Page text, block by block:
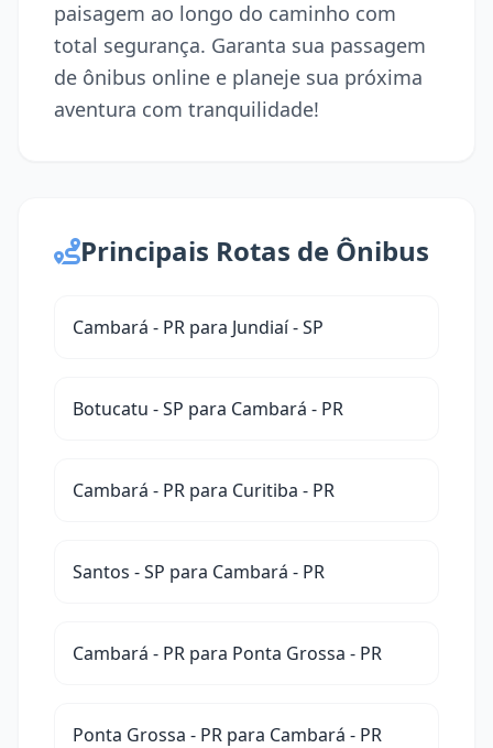
paisagem ao longo do caminho com
total segurança. Garanta sua passagem
de ônibus online e planeje sua próxima
aventura com tranquilidade!
Principais Rotas de Ônibus
Cambará - PR para Jundiaí - SP
Botucatu - SP para Cambará - PR
Cambará - PR para Curitiba - PR
Santos - SP para Cambará - PR
Cambará - PR para Ponta Grossa - PR
Ponta Grossa - PR para Cambará - PR